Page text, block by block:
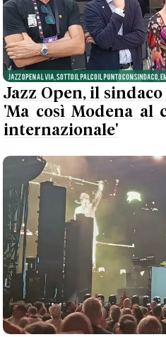
Jazz Open, il
'Ma così Modena al
internazionale'